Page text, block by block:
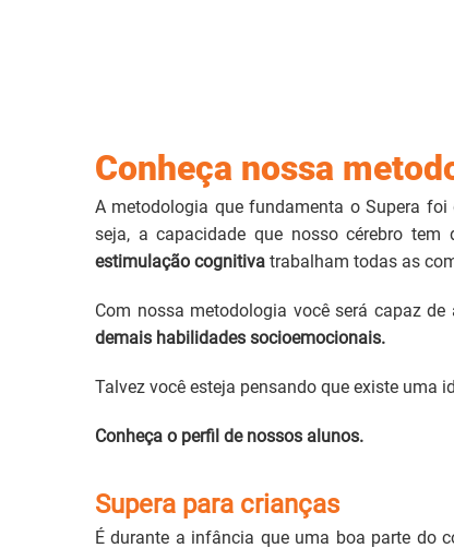
Conheça nossa
A metodologia que fundamenta o Supera
seja, a capacidade que nosso cérebro tem
estimulação cognitiva trabalham todas as
Com nossa metodologia você será capaz
demais habilidades socioemocionais.
Talvez você esteja pensando que existe uma
Conheça o perfil de nossos alunos.
Supera para crianças
É durante a infância que uma boa parte do